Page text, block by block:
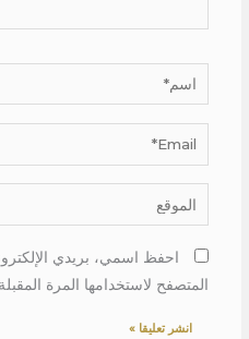
اسم*
Email*
الموقع
احفظ اسمي، بريدي
المتصفح لاستخدامها المرة